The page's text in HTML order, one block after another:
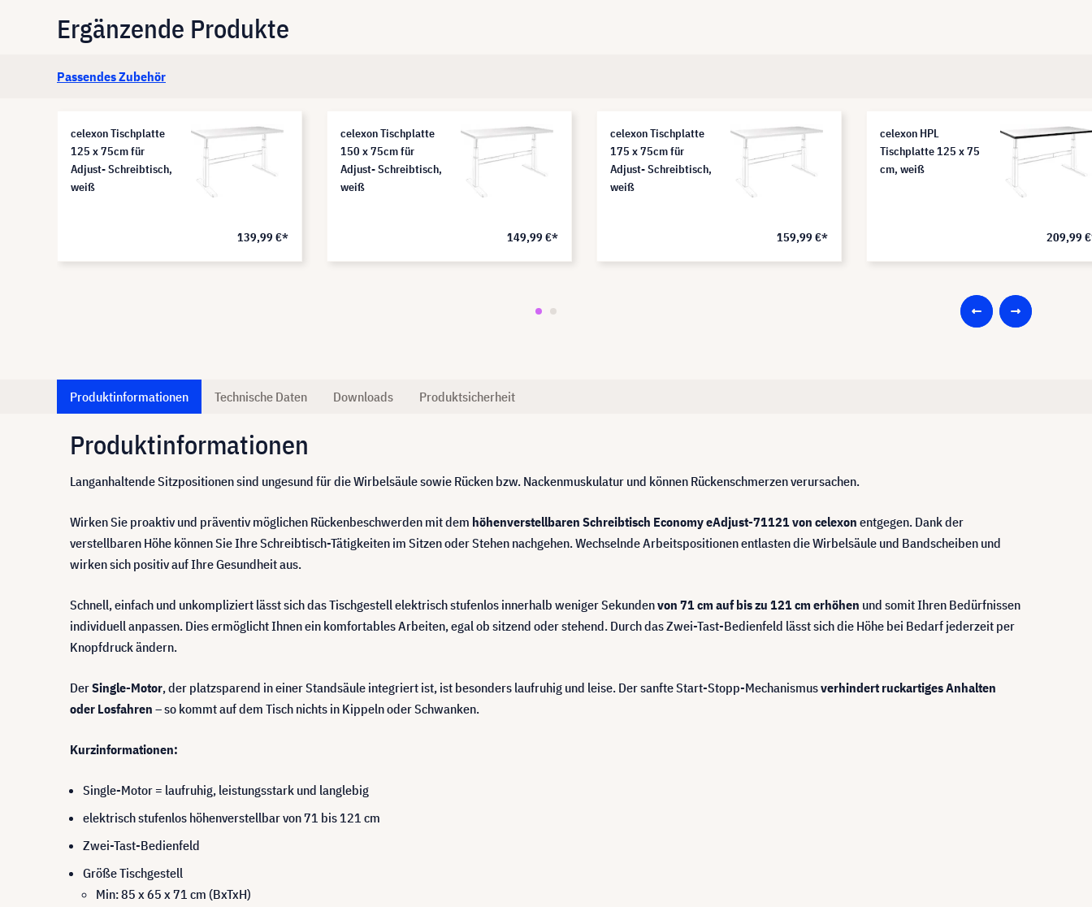
Ergänzende Produkte
Passendes Zubehör
celexon Tischplatte
125 x 75cm für
Adjust- Schreibtisch,
weiß
139,99 €*
celexon Tischplatte
150 x 75cm für
Adjust- Schreibtisch,
weiß
149,99 €*
celexon Tischplatte
175 x 75cm für
Adjust- Schreibtisch,
weiß
159,99 €*
celexon HPL
Tischplatte 125 x 75
cm, weiß
209,99
Produktinformationen Technische Daten Downloads Produktsicherheit
Produktinformationen
Langanhaltende Sitzpositionen sind ungesund für die Wirbelsäule sowie Rücken bzw. Nackenmuskulatur und können Rückenschmerzen verursachen.
Wirken Sie proaktiv und präventiv möglichen Rückenbeschwerden mit dem höhenverstellbaren Schreibtisch Economy eAdjust-71121 von celexon entgegen. Dank der
verstellbaren Höhe können Sie Ihre Schreibtisch-Tätigkeiten im Sitzen oder Stehen nachgehen. Wechselnde Arbeitspositionen entlasten die Wirbelsäule und Bandscheiben und
wirken sich positiv auf Ihre Gesundheit aus.
Schnell, einfach und unkompliziert lässt sich das Tischgestell elektrisch stufenlos innerhalb weniger Sekundenvon 71 cm auf bis zu 121 cm erhöhen und somit Ihren Bedürfnissen
individuell anpassen. Dies ermöglicht Ihnen ein komfortables Arbeiten, egal ob sitzend oder stehend. Durch das Zwei-Tast-Bedienfeld lässt sich die Höhe bei Bedarf jederzeit per
Knopfdruck ändern.
DerSingle-Motor, der platzsparend in einer Standsäule integriert ist, ist besonders laufruhig und leise. Der sanfte Start-Stopp-Mechanismusverhindert ruckartiges Anhalten
oder Losfahren – so kommt auf dem Tisch nichts in Kippeln oder Schwanken.
Kurzinformationen:
Single-Motor = laufruhig, leistungsstark und langlebig
elektrisch stufenlos höhenverstellbar von 71 bis 121 cm
Zwei-Tast-Bedienfeld
Größe Tischgestell
Min: 85 x 65 x 71 cm (BxTxH)